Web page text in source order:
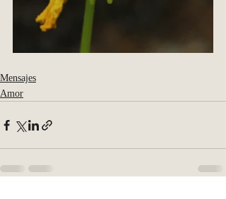
Mensajes
Amor